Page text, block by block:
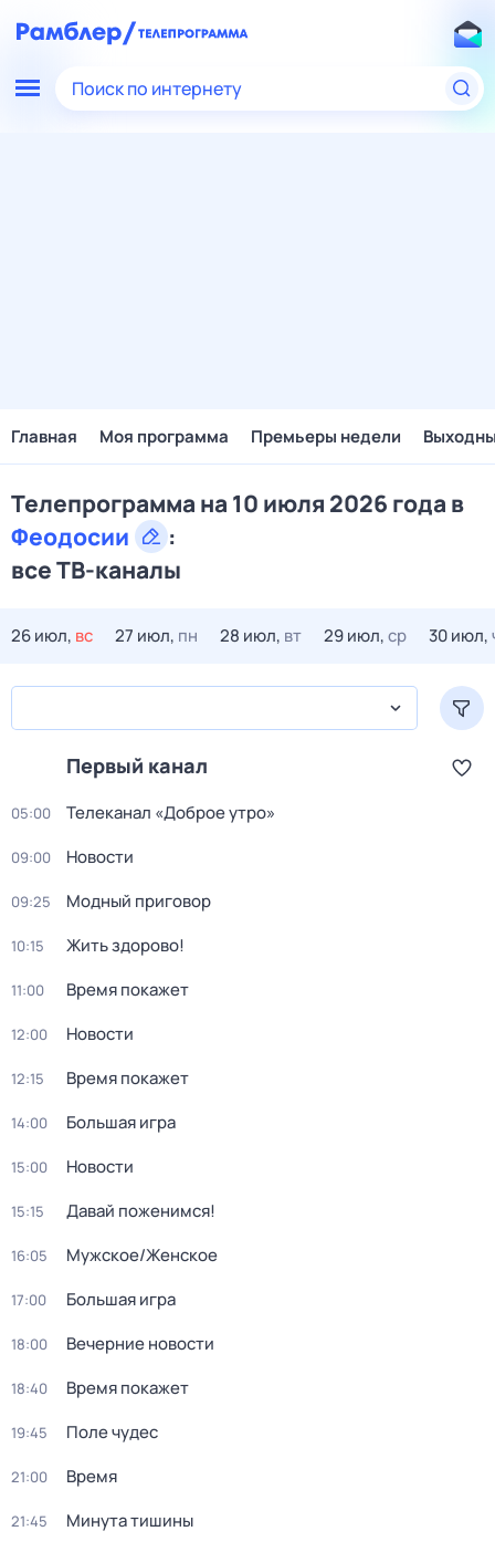
Поиск по интернету
Главная Моя программа Премьеры недели
Телепрограмма на 10 июля 2026 года в
Феодосии
:
все ТВ-каналы
26 июл, вс 27 июл, пн 28 июл, вт 29 июл,ср 30 июл,
Первый канал
05:00 Телеканал «Доброе утро»
09:00 Новости
09:25 Модный приговор
10:15 Жить здорово!
11:00 Время покажет
12:00 Новости
12:15 Время покажет
14:00 Большая игра
15:00 Новости
15:15 Давай поженимся!
16:05 Мужское/Женское
17:00 Большая игра
18:00 Вечерние новости
18:40 Время покажет
19:45 Поле чудес
21:00 Время
21:45 Минута тишины